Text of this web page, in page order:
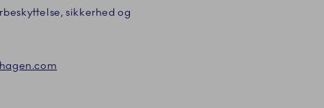
sikkerhed og